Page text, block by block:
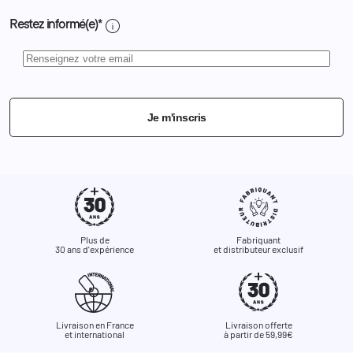
Restez informé(e)* info
Je m'inscris
Plus de
30 ans d'expérience
Fabriquant
et distributeur exclusif
Livraison en France
et international
Livraison offerte
à partir de 59,99€